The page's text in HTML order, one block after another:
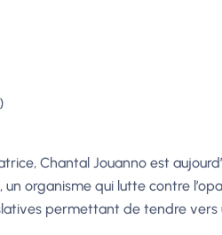
Chantal Jouanno est
un organisme qui lutte contre
permettant de tendre vers